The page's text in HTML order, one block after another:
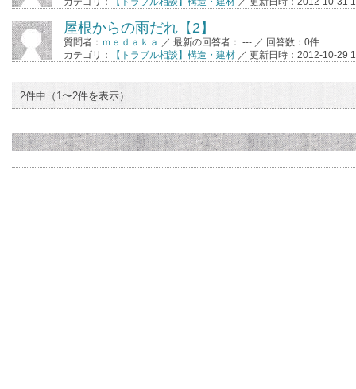
屋根からの雨だれ【2】
質問者： ｍｅｄａｋａ
／ 最新の回答者： --- ／ 回答数：0件
カテゴリ：
【トラブル相談】構造・建材 ／ 更新日時：2012-10-29
2件中（1〜2件を表示）